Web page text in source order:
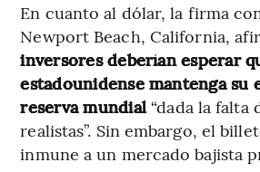
En cuanto al dólar, la firma
Newport Beach, California,
inversores deberían esperar
estadounidense mantenga su
reserva mundial“dada la falta
realistas”. Sin embargo, el
inmune a un mercado bajista